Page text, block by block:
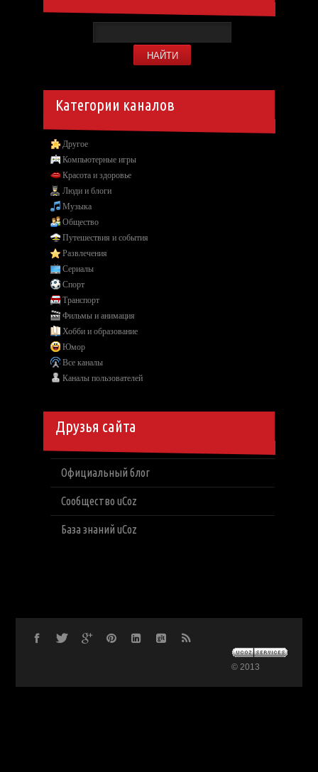
Категории каналов
Другое
Компьютерные игры
Красота и здоровье
Люди и блоги
Музыка
Общество
Путешествия и события
Развлечения
Сериалы
Спорт
Транспорт
Фильмы и анимация
Хобби и образование
Юмор
Все каналы
Каналы пользователей
Друзья сайта
Официальный блог
Сообщество uCoz
База знаний uCoz
© 2013